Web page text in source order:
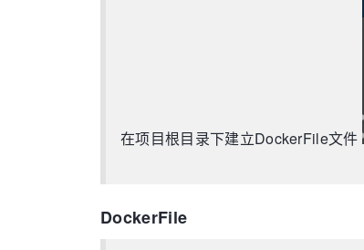
在项目根目录下建立DockerFile文件
DockerFile